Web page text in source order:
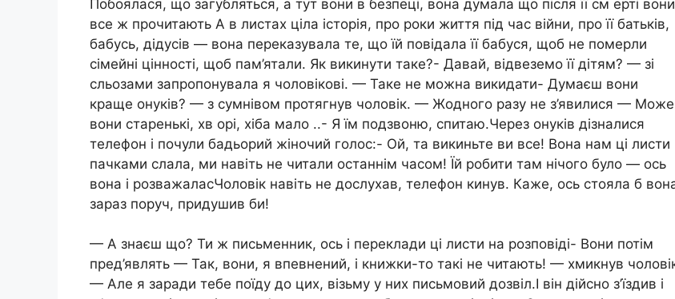
Побоялася, що загубляться, а тут вони в безпеці, вона думала що після її см ерті вони
все ж прочитають А в листах ціла історія, про роки життя під час війни, про її батьків,
бабусь, дідусів — вона переказувала те, що їй повідала її бабуся, щоб не померли
сімейні цінності, щоб пам’ятали. Як викинути таке?- Давай, відвеземо її дітям? — зі
сльозами запропонувала я чоловікові. — Таке не можна викидати- Думаєш вони
краще онуків? — з сумнівом протягнув чоловік. — Жодного разу не з’явилися — Може
вони старенькі, хв орі, хіба мало ..- Я їм подзвоню, спитаю.Через онуків дізналися
телефон і почули бадьорий жіночий голос:- Ой, та викиньте ви все! Вона нам ці листи
пачками слала, ми навіть не читали останнім часом! Їй робити там нічого було — ось
вона і розважаласЧоловік навіть не дослухав, телефон кинув. Каже, ось стояла б
зараз поруч, придушив би!
— А знаєш що? Ти ж письменник, ось і переклади ці листи на розповіді- Вони потім
пред’являть — Так, вони, я впевнений, і книжки-то такі не читають! — хмикнув
— Але я заради тебе поїду до цих, візьму у них письмовий дозвіл.І він дійсно з’їздив і